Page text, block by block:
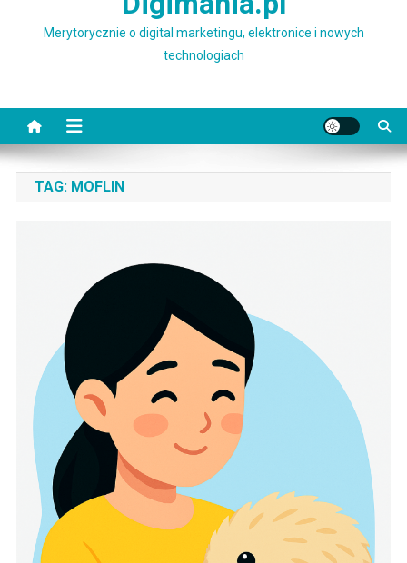
Merytorycznie o digital marketingu, elektronice i nowych
technologiach
TAG: MOFLIN